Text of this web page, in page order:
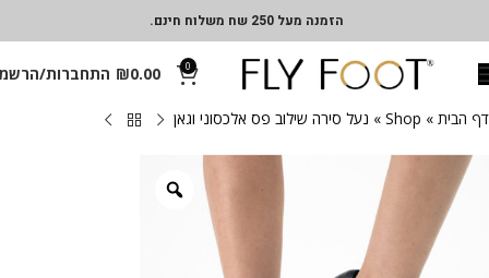
הזמנה מעל 250 שח משלוח חינם.
0
₪0.00 התחברות/
דף הבית »
Shop
» נעל סירה שילוב פס אלכסוני וגאן